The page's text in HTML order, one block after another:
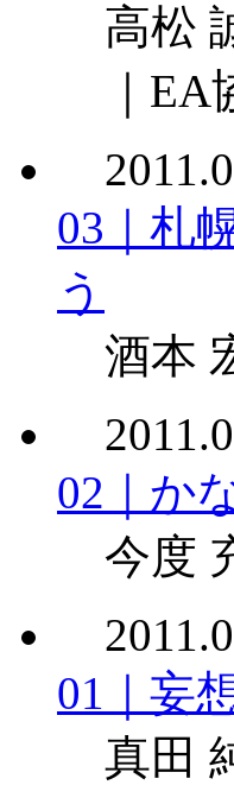
高松
｜EA
03｜札
う
酒本
02｜か
今度
01｜妄
真田